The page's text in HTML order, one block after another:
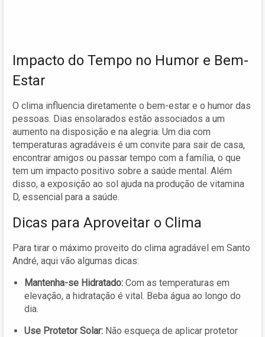
Impacto do Tempo no Humor e Bem-
Estar
O clima influencia diretamente o bem-estar e o humor das
pessoas. Dias ensolarados estão associados a um
aumento na disposição e na alegria. Um dia com
temperaturas agradáveis é um convite para sair de casa,
encontrar amigos ou passar tempo com a família, o que
tem um impacto positivo sobre a saúde mental. Além
disso, a exposição ao sol ajuda na produção de vitamina
D, essencial para a saúde.
Dicas para Aproveitar o Clima
Para tirar o máximo proveito do clima agradável em Santo
André, aqui vão algumas dicas:
Mantenha-se Hidratado: Com as temperaturas em
elevação, a hidratação é vital. Beba água ao longo do
dia.
Use Protetor Solar: Não esqueça de aplicar protetor